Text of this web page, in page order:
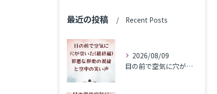
最近の投稿 Recent Posts
2026/08/09
目の前で空気に穴が空いた(最終編)邪悪な群衆の視線と空中の笑い声